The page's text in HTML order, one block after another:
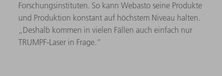
Forschungsinstituten. So kann Webasto seine Produkte
und Produktion konstant auf höchstem Niveau halten.
„Deshalb kommen in vielen Fällen auch einfach nur
TRUMPF-Laser in Frage.“